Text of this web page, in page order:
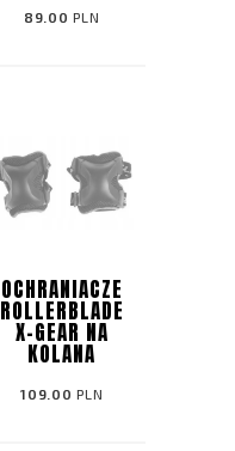
89.00 PLN
OCHRANIACZE
ROLLERBLADE
X-GEAR NA
KOLANA
109.00 PLN